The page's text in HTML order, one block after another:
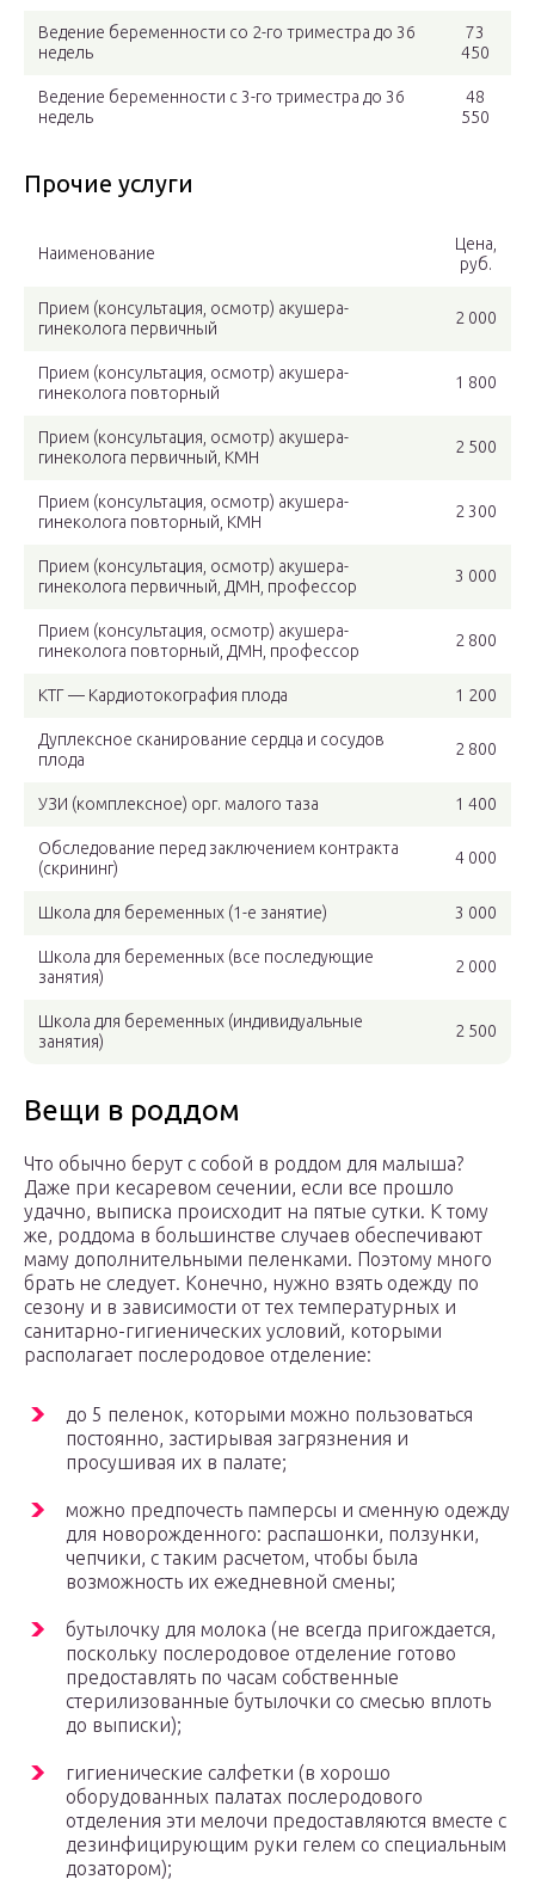
Ведение беременности со 2-го триместра до 36
недель
73
450
Ведение беременности с 3-го триместра до 36
недель
48
550
Прочие услуги
Наименование
Цена,
руб.
Прием (консультация, осмотр) акушера-
гинеколога первичный
2 000
Прием (консультация, осмотр) акушера-
гинеколога повторный
1 800
Прием (консультация, осмотр) акушера-
гинеколога первичный, КМН
2 500
Прием (консультация, осмотр) акушера-
гинеколога повторный, КМН
2 300
Прием (консультация, осмотр) акушера-
гинеколога первичный, ДМН, профессор
3 000
Прием (консультация, осмотр) акушера-
гинеколога повторный, ДМН, профессор
2 800
КТГ — Кардиотокография плода 1 200
Дуплексное сканирование сердца и сосудов
плода
2 800
УЗИ (комплексное) орг. малого таза 1 400
Обследование перед заключением контракта
(скрининг)
4 000
Школа для беременных (1-е занятие) 3 000
Школа для беременных (все последующие
занятия)
2 000
Школа для беременных (индивидуальные
занятия)
2 500
Вещи в роддом
Что обычно берут с собой в роддом для малыша?
Даже при кесаревом сечении, если все прошло
удачно, выписка происходит на пятые сутки. К тому
же, роддома в большинстве случаев обеспечивают
маму дополнительными пеленками. Поэтому много
брать не следует. Конечно, нужно взять одежду по
сезону и в зависимости от тех температурных и
санитарно-гигиенических условий, которыми
располагает послеродовое отделение:
до 5 пеленок, которыми можно пользоваться
постоянно, застирывая загрязнения и
просушивая их в палате;
можно предпочесть памперсы и сменную одежду
для новорожденного: распашонки, ползунки,
чепчики, с таким расчетом, чтобы была
возможность их ежедневной смены;
бутылочку для молока (не всегда пригождается,
поскольку послеродовое отделение готово
предоставлять по часам собственные
стерилизованные бутылочки со смесью вплоть
до выписки);
гигиенические салфетки (в хорошо
оборудованных палатах послеродового
отделения эти мелочи предоставляются вместе с
дезинфицирующим руки гелем со специальным
дозатором);